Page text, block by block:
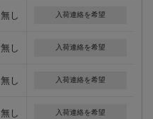
無し 入荷連絡を希望
無し 入荷連絡を希望
無し 入荷連絡を希望
無し 入荷連絡を希望